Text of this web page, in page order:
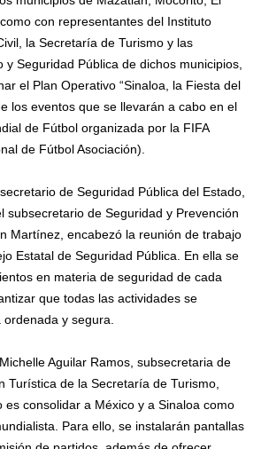
con representantes del Instituto
la Secretaría de Turismo y las
y Seguridad Pública de dichos municipios,
el Plan Operativo “Sinaloa, la Fiesta del
los eventos que se llevarán a cabo en el
de Fútbol organizada por la FIFA
de Fútbol Asociación).
de Seguridad Pública del Estado,
subsecretario de Seguridad y Prevención
Martínez, encabezó la reunión de trabajo
Estatal de Seguridad Pública. En ella se
en materia de seguridad de cada
que todas las actividades se
y segura.
Aguilar Ramos, subsecretaria de
Turística de la Secretaría de Turismo,
es consolidar a México y a Sinaloa como
Para ello, se instalarán pantallas